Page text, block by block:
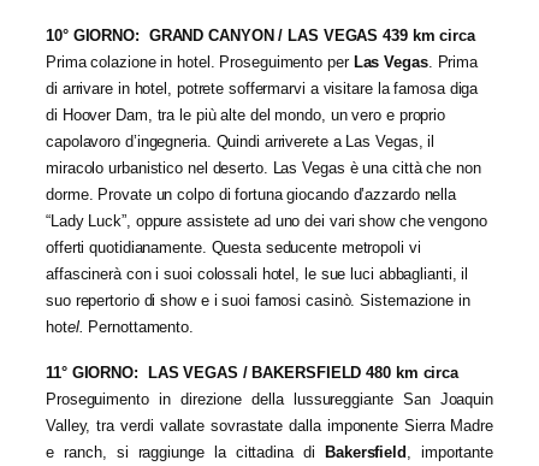
10° GIORNO: GRAND CANYON / LAS VEGAS 439 km circa
Prima colazione in hotel. Proseguimento perLas Vegas. Prima
di arrivare in hotel, potrete soffermarvi a visitare la famosa diga
di Hoover Dam, tra le più alte del mondo, un vero e proprio
capolavoro d’ingegneria. Quindi arriverete a Las Vegas, il
miracolo urbanistico nel deserto. Las Vegas è una città che non
dorme. Provate un colpo di fortuna giocando d’azzardo nella
“Lady Luck”, oppure assistete ad uno dei vari show che vengono
offerti quotidianamente. Questa seducente metropoli vi
affascinerà con i suoi colossali hotel, le sue luci abbaglianti, il
suo repertorio di show e i suoi famosi casinò. Sistemazione in
hotel. Pernottamento.
11° GIORNO: LAS VEGAS / BAKERSFIELD 480 km circa
Proseguimento in direzione della lussureggiante San Joaquin
Valley, tra verdi vallate sovrastate dalla imponente Sierra Madre
e ranch, si raggiunge la cittadina di
Bakersfield , importante